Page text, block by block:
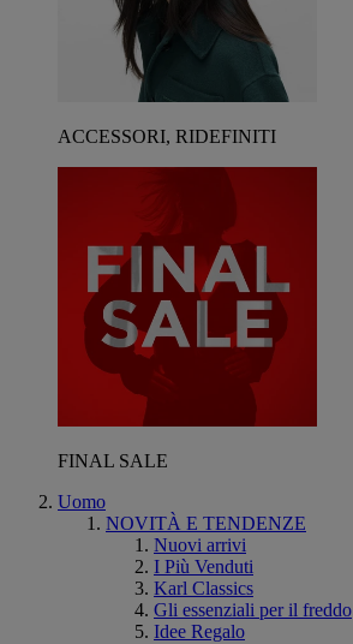
ACCESSORI, RIDEFINITI
FINAL SALE
Uomo
NOVITÀ E TENDENZE
Nuovi arrivi
I Più Venduti
Karl Classics
Gli essenziali per il freddo
Idee Regalo